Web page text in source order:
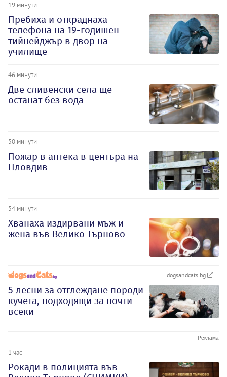
19 минути
Пребиха и откраднаха
телефона на 19-годишен
тийнейджър в двор на
училище
46 минути
Две сливенски села ще
останат без вода
50 минути
Пожар в аптека в центъра на
Пловдив
54 минути
Хванаха издирвани мъж и
жена във Велико Търново
dogsandcats.bg
5 лесни за отглеждане породи
кучета, подходящи за почти
всеки
1 час
Рокади в полицията във